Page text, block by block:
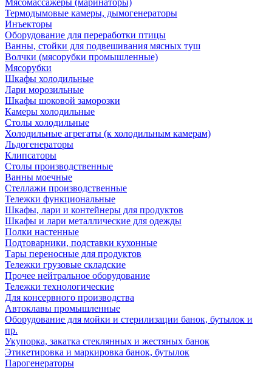
Мясомассажеры (маринаторы)
Термодымовые камеры, дымогенераторы
Инъекторы
Оборудование для переработки птицы
Ванны, стойки для подвешивания мясных туш
Волчки (мясорубки промышленные)
Мясорубки
Шкафы холодильные
Лари морозильные
Шкафы шоковой заморозки
Камеры холодильные
Столы холодильные
Холодильные агрегаты (к холодильным камерам)
Льдогенераторы
Клипсаторы
Столы производственные
Ванны моечные
Стеллажи производственные
Тележки функциональные
Шкафы, лари и контейнеры для продуктов
Шкафы и лари металлические для одежды
Полки настенные
Подтоварники, подставки кухонные
Тары переносные для продуктов
Тележки грузовые складские
Прочее нейтральное оборудование
Тележки технологические
Для консервного производства
Автоклавы промышленные
Оборудование для мойки и стерилизации банок, бутылок и
пр.
Укупорка, закатка стеклянных и жестяных банок
Этикетировка и маркировка банок, бутылок
Парогенераторы